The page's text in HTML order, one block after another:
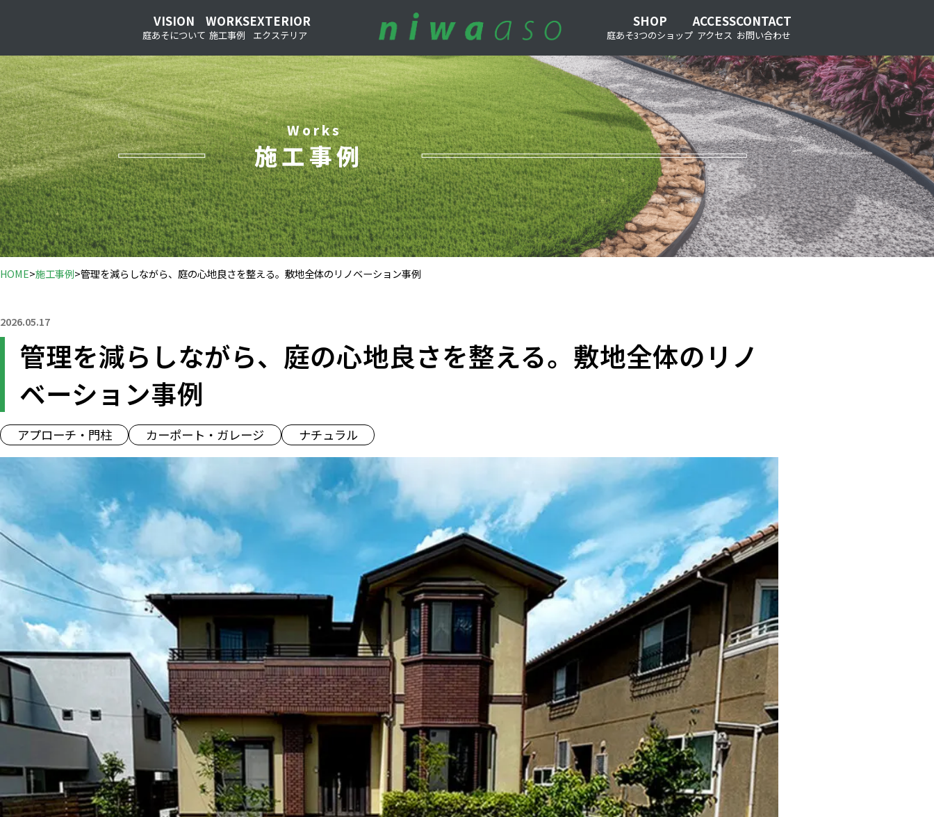
VISION
庭あそについて
WORKS
施工事例
EXTERIOR
エクステリア
SHOP
庭あそ3つのショップ
ACCESS
アクセス
CONTACT
お問い合わせ
Works
施工事例
HOME>施工事例>管理を減らしながら、庭の心地良さを整える。敷地全体のリノベーション事例
2026.05.17
管理を減らしながら、庭の心地良さを整える。敷地全体のリノ
ベーション事例
アプローチ・門柱 カーポート・ガレージ ナチュラル